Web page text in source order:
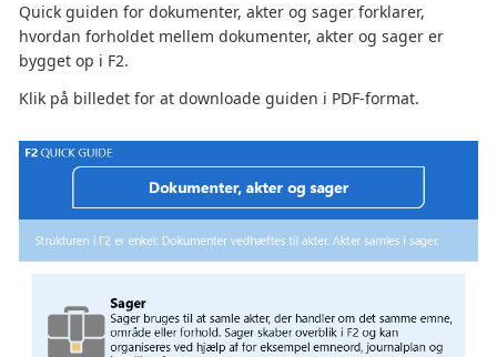
Quick guiden for dokumenter, akter og sager forklarer,
hvordan forholdet mellem dokumenter, akter og sager er
bygget op i F2.
Klik på billedet for at downloade guiden i PDF-format.